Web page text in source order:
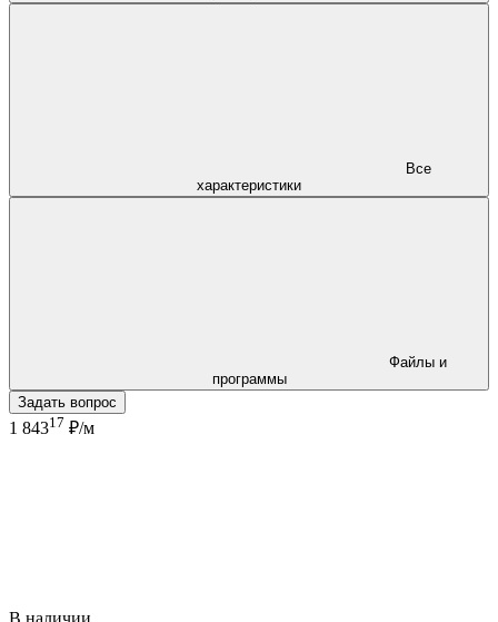
характеристики
программы
Задать вопрос
1 84317 ₽/м